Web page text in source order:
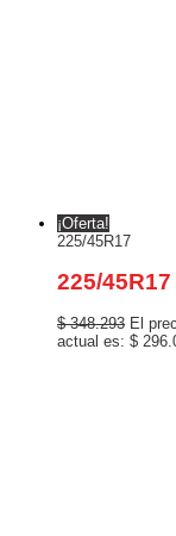
¡Oferta!
225/45R17
225/
$348.293 El
actual es: $